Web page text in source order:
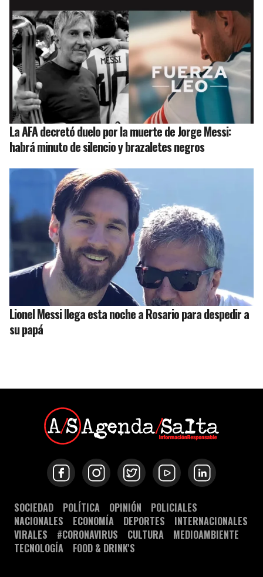
La AFA decretó duelo por la muerte de Jorge Messi:
habrá minuto de silencio y brazaletes negros
Lionel Messi llega esta noche a Rosario para despedir a
su papá
SOCIEDAD POLÍTICA OPINIÓN
POLICIALES
NACIONALES
ECONOMÍA DEPORTES
INTERNACIONALES
VIRALES
#CORONAVIRUS CULTURA
MEDIOAMBIENTE
TECNOLOGÍA
FOOD & DRINK'S